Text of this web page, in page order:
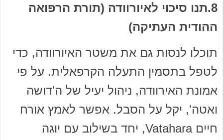
8.תנו סיכוי לאיורוודה (תורת הרפואה
ההודית העתיקה)
תוכלו לנסות גם את משטר האיורוודה, כדי
לטפל בתסמין התעלה הקרפאלית. על פי
אמונת האירוודה, ניהול יעיל של ה'דושה
ואטה', יקל על הסבל. אפשר לאמץ אורח
חיים Vatahara, יחד בשילוב עם יוגה